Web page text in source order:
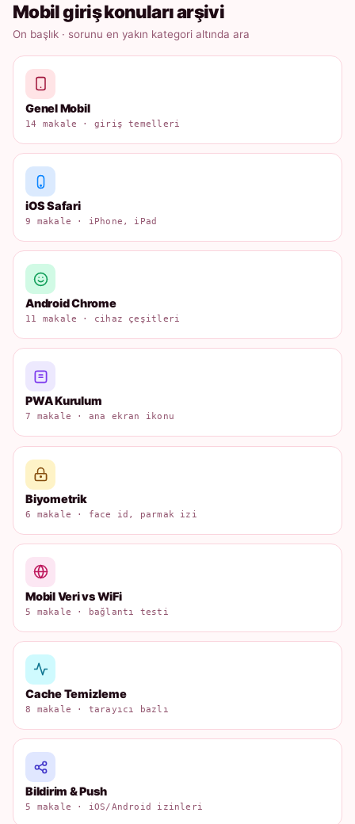
Mobil giriş konuları arşivi
On başlık · sorunu en yakın kategori altında ara
Genel Mobil
14 makale · giriş temelleri
iOS Safari
9 makale · iPhone, iPad
Android Chrome
11 makale · cihaz çeşitleri
PWA Kurulum
7 makale · ana ekran ikonu
Biyometrik
6 makale · face id, parmak izi
Mobil Veri vs WiFi
5 makale · bağlantı testi
Cache Temizleme
8 makale · tarayıcı bazlı
Bildirim & Push
5 makale · iOS/Android izinleri